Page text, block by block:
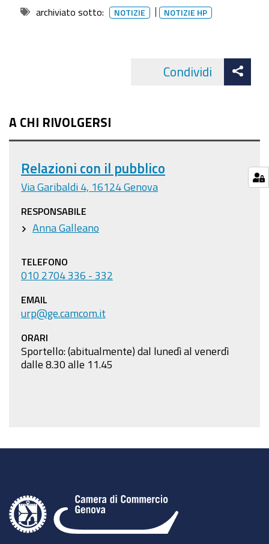
archiviato sotto: NOTIZIE NOTIZIE HP
Condividi
A CHI RIVOLGERSI
Relazioni con il pubblico
Via Garibaldi 4, 16124 Genova
RESPONSABILE
Anna Galleano
TELEFONO
010 2704 336 - 332
EMAIL
urp@ge.camcom.it
ORARI
Sportello: (abitualmente) dal lunedì al venerdì
dalle 8.30 alle 11.45